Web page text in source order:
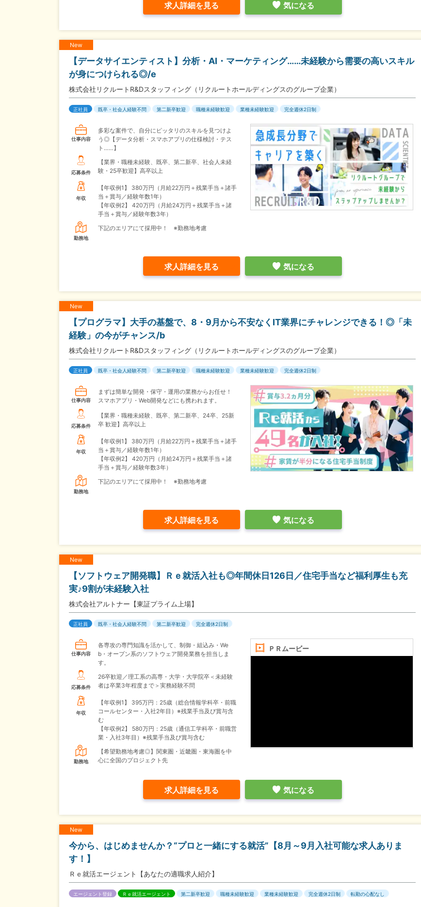
求人詳細を見る 気になる
New
【データサイエンティスト】分析・AI・マーケティング……未経験から需要の高いスキル
が身につけられる◎/e
株式会社リクルートR&Dスタッフィング（リクルートホールディングスのグループ企業）
正社員 既卒・社会人経験不問 第二新卒歓迎 職種未経験歓迎 業種未経験歓迎 完全週休2日制
仕事内容
多彩な案件で、自分にピッタリのスキルを見つけよ
う◎【データ分析・スマホアプリの仕様検討・テス
ト……】
応募条件
【業界・職種未経験、既卒、第二新卒、社会人未経
験・25卒歓迎】高卒以上
年収
【年収例1】
380万円（月給22万円＋残業手当＋諸手
当＋賞与／経験年数1年）
【年収例2】
420万円（月給24万円＋残業手当＋諸
手当＋賞与／経験年数3年）
勤務地
下記のエリアにて採用中！ ※勤務地考慮
求人詳細を見る 気になる
New
【プログラマ】大手の基盤で、8・9月から不安なくIT業界にチャレンジできる！◎「未
経験」の今がチャンス/b
株式会社リクルートR&Dスタッフィング（リクルートホールディングスのグループ企業）
正社員 既卒・社会人経験不問 第二新卒歓迎 職種未経験歓迎 業種未経験歓迎 完全週休2日制
仕事内容
まずは簡単な開発・保守・運用の業務からお任せ！
スマホアプリ・Web開発などにも携われます。
応募条件
【業界・職種未経験、既卒、第二新卒、24卒、25新
卒 歓迎】高卒以上
年収
【年収例1】
380万円（月給22万円＋残業手当＋諸手
当＋賞与／経験年数1年）
【年収例2】
420万円（月給24万円＋残業手当＋諸
手当＋賞与／経験年数3年）
勤務地
下記のエリアにて採用中！ ※勤務地考慮
求人詳細を見る 気になる
New
【ソフトウェア開発職】Ｒｅ就活入社も◎年間休日126日／住宅手当など福利厚生も充
実♪9割が未経験入社
株式会社アルトナー【東証プライム上場】
正社員 既卒・社会人経験不問 第二新卒歓迎 完全週休2日制
ＰＲムービー
仕事内容
各専攻の専門知識を活かして、制御・組込み・We
b・オープン系のソフトウェア開発業務を担当しま
す。
応募条件
26卒歓迎／理工系の高専・大学・大学院卒＜未経験
者は卒業3年程度まで＞実務経験不問
年収
【年収例1】
395万円：25歳（総合情報学科卒・前職
コールセンター・入社2年目）※残業手当及び賞与含
む
【年収例2】
580万円：25歳（通信工学科卒・前職営
業・入社3年目）※残業手当及び賞与含む
勤務地
【希望勤務地考慮◎】関東圏・近畿圏・東海圏を中
心に全国のプロジェクト先
求人詳細を見る 気になる
New
今から、はじめませんか？“プロと一緒にする就活”【8月～9月入社可能な求人ありま
す！】
Ｒｅ就活エージェント【あなたの適職求人紹介】
エージェント登録 Ｒｅ就活エージェント 第二新卒歓迎 職種未経験歓迎 業種未経験歓迎 完全週休2日制 転勤の心配なし